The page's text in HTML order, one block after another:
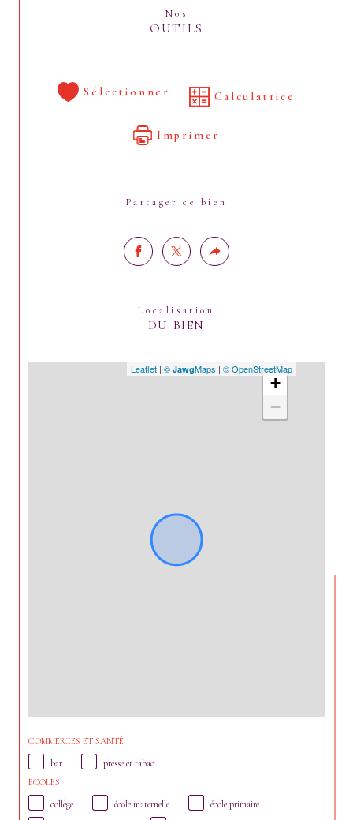
Nos
OUTILS
Sélectionner Calculatrice
Imprimer
Partager ce bien
Localisation
DU BIEN
+
−
Leaflet | © JawgMaps | © OpenStreetMap
COMMERCES ET SANTÉ
bar
presse et tabac
ECOLES
collège
école maternelle école primaire